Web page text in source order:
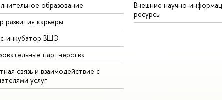
образование
развития карьеры
инкубатор ВШЭ
партнерства
связь и взаимодействие с
услуг
Внешние научно-
ресурсы